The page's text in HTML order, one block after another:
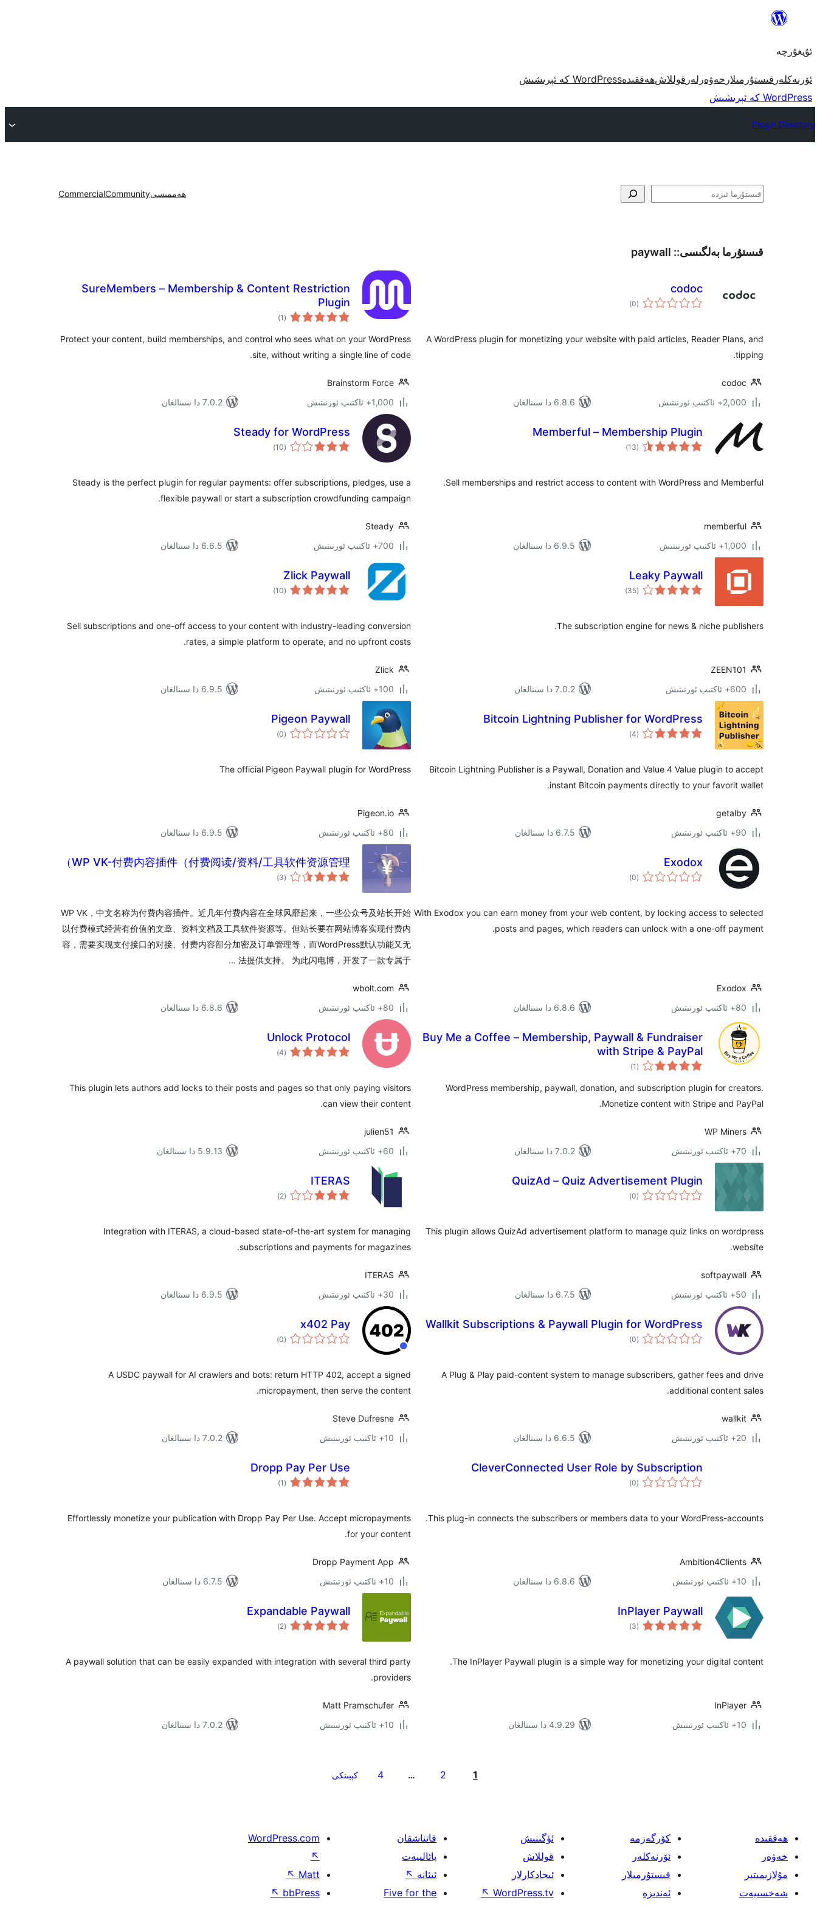
مەزمۇنغا
ئۇيغۇرچە
ئۆرنەكلەر قىستۇرمىلار خەۋەرلەر قوللاشھەققىدەWordPress كە ئېرىشىش
WordPress كە ئېرىشىش
Plugin Directory
ئىزدە ھەممىسىCommunity
Commercial
قىستۇرما بەلگىسى:: paywall
codoc
(0 ئومۇمىي
دەرىجە
)
A WordPress plugin for monetizing your website with paid articles, Reader Plans, and
tipping.
codoc
2,000+ ئاكتىپ ئورنىتىش
6.8.6 دا سىنالغان
SureMembers – Membership & Content Restriction
Plugin
(1 ئومۇمىي
دەرىجە)
Protect your content, build memberships, and control who sees what on your WordPress
site, without writing a single line of code.
Brainstorm Force
1,000+ ئاكتىپ ئورنىتىش
7.0.2 دا سىنالغان
Memberful – Membership Plugin
(13
ئومۇمىي
دەرىجە)
Sell memberships and restrict access to content with WordPress and Memberful.
memberful
1,000+ ئاكتىپ ئورنىتىش
6.9.5 دا سىنالغان
Steady for WordPress
(10
ئومۇمىي
دەرىجە)
Steady is the perfect plugin for regular payments: offer subscriptions, pledges, use a
flexible paywall or start a subscription crowdfunding campaign.
Steady
700+ ئاكتىپ ئورنىتىش
6.6.5 دا سىنالغان
Leaky Paywall
(35
ئومۇمىي
دەرىجە)
The subscription engine for news & niche publishers.
ZEEN101
600+ ئاكتىپ ئورنىتىش
7.0.2 دا سىنالغان
Zlick Paywall
(10
ئومۇمىي
دەرىجە)
Sell subscriptions and one-off access to your content with industry-leading conversion
rates, a simple platform to operate, and no upfront costs.
Zlick
100+ ئاكتىپ ئورنىتىش
6.9.5 دا سىنالغان
Bitcoin Lightning Publisher for WordPress
(4 ئومۇمىي
دەرىجە
)
Bitcoin Lightning Publisher is a Paywall, Donation and Value 4 Value plugin to accept
instant Bitcoin payments directly to your favorit wallet.
getalby
90+ ئاكتىپ ئورنىتىش
6.7.5 دا سىنالغان
Pigeon Paywall
(0 ئومۇمىي
دەرىجە
)
The official Pigeon Paywall plugin for WordPress
Pigeon.io
80+ ئاكتىپ ئورنىتىش
6.9.5 دا سىنالغان
Exodox
(0 ئومۇمىي
دەرىجە
)
With Exodox you can earn money from your web content, by locking access to selected
posts and pages, which readers can unlock with a one-off payment.
Exodox
80+ ئاكتىپ ئورنىتىش
6.8.6 دا سىنالغان
WP VK-付费内容插件（付费阅读/资料/工具软件资源管理）
(3 ئومۇمىي
دەرىجە)
WP VK，中文名称为付费内容插件。近几年付费内容在全球风靡起来，一些公众号及站长开始
以付费模式经营有价值的文章、资料文档及工具软件资源等。但站长要在网站博客实现付费内
容，需要实现支付接口的对接、付费内容部分加密及订单管理等，而WordPress默认功能又无
法提供支持。 为此闪电博，开发了一款专属于 …
wbolt.com
80+ ئاكتىپ ئورنىتىش
6.8.6 دا سىنالغان
Buy Me a Coffee – Membership, Paywall & Fundraiser
with Stripe & PayPal
(1 ئومۇمىي
دەرىجە)
WordPress membership, paywall, donation, and subscription plugin for creators.
Monetize content with Stripe and PayPal.
WP Miners
70+ ئاكتىپ ئورنىتىش
7.0.2 دا سىنالغان
Unlock Protocol
(4 ئومۇمىي
دەرىجە
)
This plugin lets authors add locks to their posts and pages so that only paying visitors
can view their content.
julien51
60+ ئاكتىپ ئورنىتىش
5.9.13 دا سىنالغان
QuizAd – Quiz Advertisement Plugin
(0 ئومۇمىي
دەرىجە
)
This plugin allows QuizAd advertisement platform to manage quiz links on wordpress
website.
softpaywall
50+ ئاكتىپ ئورنىتىش
6.7.5 دا سىنالغان
ITERAS
(2 ئومۇمىي
دەرىجە)
Integration with ITERAS, a cloud-based state-of-the-art system for managing
subscriptions and payments for magazines.
ITERAS
30+ ئاكتىپ ئورنىتىش
6.9.5 دا سىنالغان
Wallkit Subscriptions & Paywall Plugin for WordPress
(0 ئومۇمىي
دەرىجە
)
A Plug & Play paid-content system to manage subscribers, gather fees and drive
additional content sales.
wallkit
20+ ئاكتىپ ئورنىتىش
6.6.5 دا سىنالغان
x402 Pay
(0 ئومۇمىي
دەرىجە
)
A USDC paywall for AI crawlers and bots: return HTTP 402, accept a signed
micropayment, then serve the content.
Steve Dufresne
10+ ئاكتىپ ئورنىتىش
7.0.2 دا سىنالغان
CleverConnected User Role by Subscription
(0 ئومۇمىي
دەرىجە
)
This plug-in connects the subscribers or members data to your WordPress-accounts.
Ambition4Clients
10+ ئاكتىپ ئورنىتىش
6.8.6 دا سىنالغان
Dropp Pay Per Use
(1 ئومۇمىي
دەرىجە)
Effortlessly monetize your publication with Dropp Pay Per Use. Accept micropayments
for your content.
Dropp Payment App
10+ ئاكتىپ ئورنىتىش
6.7.5 دا سىنالغان
InPlayer Paywall
(3 ئومۇمىي
دەرىجە)
The InPlayer Paywall plugin is a simple way for monetizing your digital content.
InPlayer
10+ ئاكتىپ ئورنىتىش
4.9.29 دا سىنالغان
Expandable Paywall
(2 ئومۇمىي
دەرىجە)
A paywall solution that can be easily expanded with integration with several third party
providers.
Matt Pramschufer
10+ ئاكتىپ ئورنىتىش
7.0.2 دا سىنالغان
1
2
…
4 كېيىنكى
ھەققىدە
خەۋەر
مۇلازىمىتىر
شەخسىيەت
كۆرگەزمە
ئۆرنەكلەر
قىستۇرمىلار
ئەندىزە
ئۈگىنىش
قوللاش
ئىجادكارلار
WordPress.tv
↖
قاتناشقان
پائالىيەت
ئىئانە ↖
Five for the
WordPress.com
↖
Matt
↖
bbPress
↖